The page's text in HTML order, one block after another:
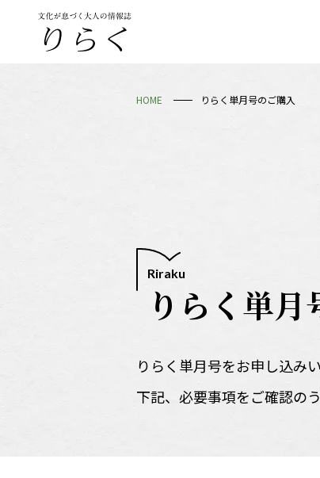
HOME りらく単月号のご購入
Riraku
りらく単月
りらく単月号をお申し込み
下記、必要事項をご確認の